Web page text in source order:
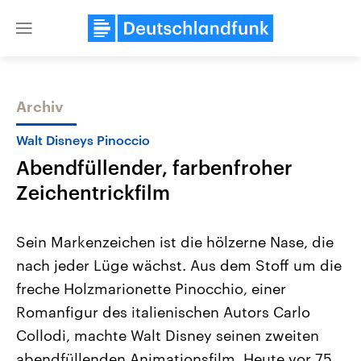
Close
Themen
Landtagswahl Sachsen-Anhalt
2026
Alle Informationen
Sachsen-Anhalt wählt am 6.
September 2026 einen neuen
Landtag. Seit 2021 wird das
Bundesland von einer Koalition aus
USA
Aktuelle Beiträge,
Hintergründe
Wirtschaftlich und
gehören die Vereinigten
den mächtigsten Ländern
mit großem Einfluss auf
Archiv
Walt Disneys Pinoccio
Abendfüllender, farbenfroher
Zeichentrickfilm
Sein Markenzeichen ist die hölzerne Nase, die
nach jeder Lüge wächst. Aus dem Stoff um die
freche Holzmarionette Pinocchio, einer
Romanfigur des italienischen Autors Carlo
Collodi, machte Walt Disney seinen zweiten